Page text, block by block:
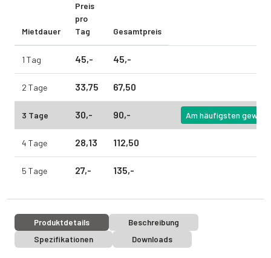
Mietdauer
Preis
pro
Tag
Gesamtpreis
1 Tag 45,- 45,-
2 Tage 33,75 67,50
3 Tage 30,- 90,- Am häufigsten
4 Tage 28,13 112,50
5 Tage 27,- 135,-
Produktdetails
Beschreibung
Spezifikationen
Downloads